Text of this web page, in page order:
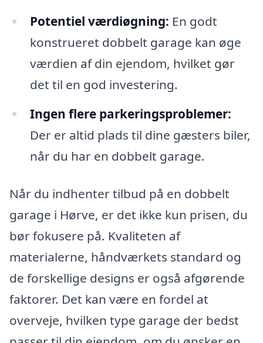
Potentiel værdiøgning: En godt
konstrueret dobbelt garage kan øge
værdien af din ejendom, hvilket gør
det til en god investering.
Ingen flere parkeringsproblemer:
Der er altid plads til dine gæsters biler,
når du har en dobbelt garage.
Når du indhenter tilbud på en dobbelt
garage i Hørve, er det ikke kun prisen, du
bør fokusere på. Kvaliteten af
materialerne, håndværkets standard og
de forskellige designs er også afgørende
faktorer. Det kan være en fordel at
overveje, hvilken type garage der bedst